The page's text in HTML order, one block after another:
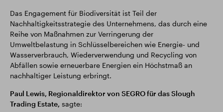
Das Engagement für Biodiversität ist Teil der
Nachhaltigkeitsstrategie des Unternehmens, das durch eine
Reihe von Maßnahmen zur Verringerung der
Umweltbelastung in Schlüsselbereichen wie Energie- und
Wasserverbrauch, Wiederverwendung und Recycling von
Abfällen sowie erneuerbare Energien ein Höchstmaß an
nachhaltiger Leistung erbringt.
Paul Lewis, Regionaldirektor von SEGRO für das Slough
Trading Estate, sagte: